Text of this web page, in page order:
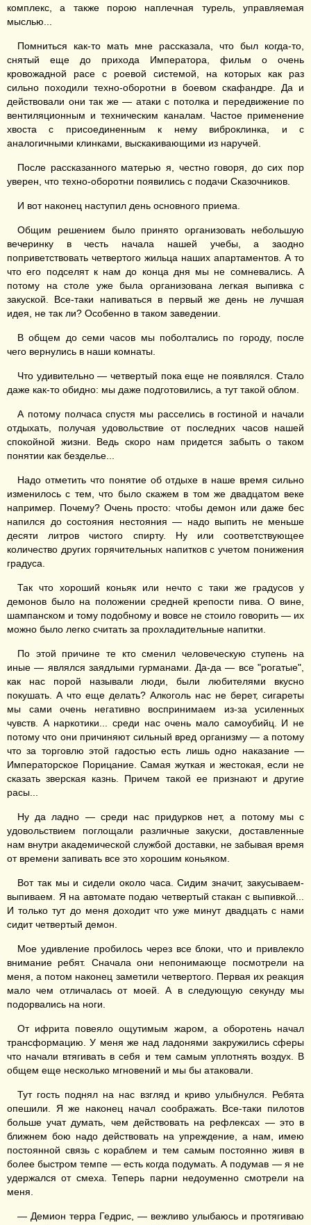
комплекс, а также порою наплечная турель, управляемая
мыслью...
Помниться как-то мать мне рассказала, что был когда-то,
снятый еще до прихода Императора, фильм о очень
кровожадной расе с роевой системой, на которых как раз
сильно походили техно-оборотни в боевом скафандре. Да и
действовали они так же — атаки с потолка и передвижение по
вентиляционным и техническим каналам. Частое применение
хвоста с присоединенным к нему виброклинка, и с
аналогичными клинками, выскакивающими из наручей.
После рассказанного матерью я, честно говоря, до сих пор
уверен, что техно-оборотни появились с подачи Сказочников.
И вот наконец наступил день основного приема.
Общим решением было принято организовать небольшую
вечеринку в честь начала нашей учебы, а заодно
поприветствовать четвертого жильца наших апартаментов. А то
что его подселят к нам до конца дня мы не сомневались. А
потому на столе уже была организована легкая выпивка с
закуской. Все-таки напиваться в первый же день не лучшая
идея, не так ли? Особенно в таком заведении.
В общем до семи часов мы поболтались по городу, после
чего вернулись в наши комнаты.
Что удивительно — четвертый пока еще не появлялся. Стало
даже как-то обидно: мы даже подготовились, а тут такой облом.
А потому полчаса спустя мы расселись в гостиной и начали
отдыхать, получая удовольствие от последних часов нашей
спокойной жизни. Ведь скоро нам придется забыть о таком
понятии как безделье...
Надо отметить что понятие об отдыхе в наше время сильно
изменилось с тем, что было скажем в том же двадцатом веке
например. Почему? Очень просто: чтобы демон или даже бес
напился до состояния нестояния — надо выпить не меньше
десяти литров чистого спирту. Ну или соответствующее
количество других горячительных напитков с учетом понижения
градуса.
Так что хороший коньяк или нечто с таки же градусов у
демонов было на положении средней крепости пива. О вине,
шампанском и тому подобному и вовсе не стоило говорить — их
можно было легко считать за прохладительные напитки.
По этой причине те кто сменил человеческую ступень на
иные — являлся заядлыми гурманами. Да-да — все "рогатые",
как нас порой называли люди, были любителями вкусно
покушать. А что еще делать? Алкоголь нас не берет, сигареты
мы сами очень негативно воспринимаем из-за усиленных
чувств. А наркотики... среди нас очень мало самоубийц. И не
потому что они причиняют сильный вред организму — а потому
что за торговлю этой гадостью есть лишь одно наказание —
Императорское Порицание. Самая жуткая и жестокая, если не
сказать зверская казнь. Причем такой ее признают и другие
расы...
Ну да ладно — среди нас придурков нет, а потому мы с
удовольствием поглощали различные закуски, доставленные
нам внутри академической службой доставки, не забывая время
от времени запивать все это хорошим коньяком.
Вот так мы и сидели около часа. Сидим значит, закусываем-
выпиваем. Я на автомате подаю четвертый стакан с выпивкой...
И только тут до меня доходит что уже минут двадцать с нами
сидит четвертый демон.
Мое удивление пробилось через все блоки, что и привлекло
внимание ребят. Сначала они непонимающе посмотрели на
меня, а потом наконец заметили четвертого. Первая их реакция
мало чем отличалась от моей. А в следующую секунду мы
подорвались на ноги.
От ифрита повеяло ощутимым жаром, а оборотень начал
трансформацию. У меня же над ладонями закружились сферы
что начали втягивать в себя и тем самым уплотнять воздух. В
общем еще несколько мгновений и мы бы атаковали.
Тут гость поднял на нас взгляд и криво улыбнулся. Ребята
опешили. Я же наконец начал соображать. Все-таки пилотов
больше учат думать, чем действовать на рефлексах — это в
ближнем бою надо действовать на упреждение, а нам, имею
постоянной связь с кораблем и тем самым постоянно живя в
более быстром темпе — есть когда подумать. А подумав — я не
удержался от смеха. Теперь парни недоуменно смотрели на
меня.
— Демион терра Гедрис, — вежливо улыбаюсь и протягиваю